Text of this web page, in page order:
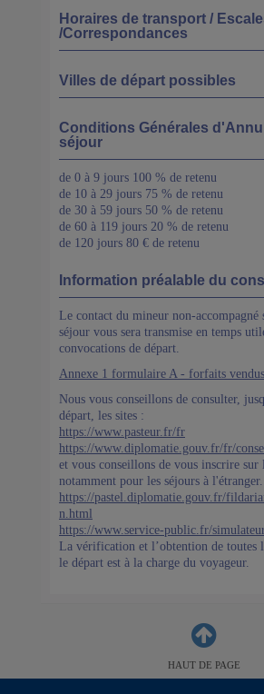
Horaires de transport /
/Correspondances
Villes de départ possibles
Conditions Générales
séjour
de 0 à 9 jours 100 % de retenu
de 10 à 29 jours 75 % de retenu
de 30 à 59 jours 50 % de retenu
de 60 à 119 jours 20 % de retenu
de 120 jours 80 € de retenu
Information préalable du
Le contact du mineur non-accompagné
séjour vous sera transmise en temps
convocations de départ.
Annexe 1 formulaire A - forfaits
Nous vous conseillons de consulter,
départ, les sites :
https://www.pasteur.fr/fr
https://www.diplomatie.gouv.fr/fr/
et vous conseillons de vous inscrire sur
notamment pour les séjours à l'étranger.
https://pastel.diplomatie.gouv.fr/
n.html
https://www.service-public.fr/
La vérification et l’obtention de toutes
le départ est à la charge du voyageur.
HAUT DE PAGE